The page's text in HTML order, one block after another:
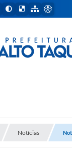
Notícias